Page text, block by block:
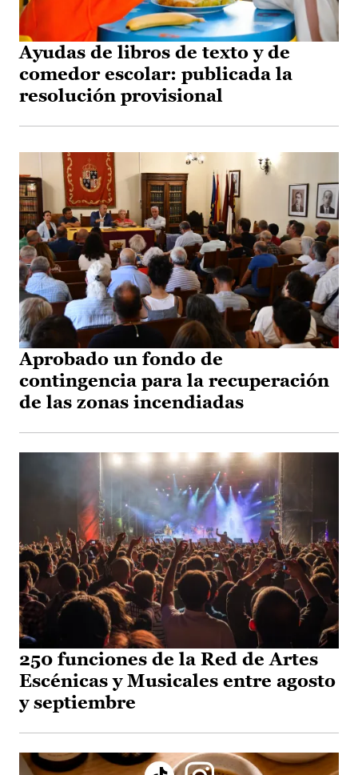
Ayudas de libros de texto y de
comedor escolar: publicada la
resolución provisional
Aprobado un fondo de
contingencia para la recuperación
de las zonas incendiadas
250 funciones de la Red de Artes
Escénicas y Musicales entre agosto
y septiembre